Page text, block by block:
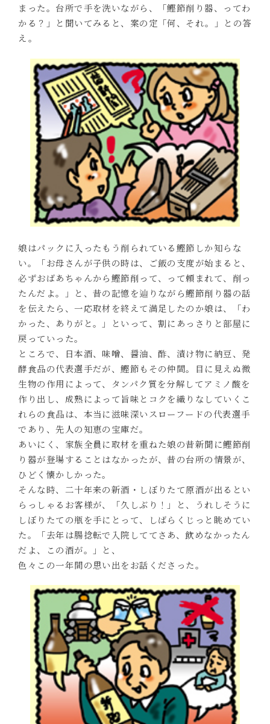
まった。台所で手を洗いながら、「鰹節削り器、ってわ
かる？」と聞いてみると、案の定「何、それ。」との答
え。
娘はパックに入ったもう削られている鰹節しか知らな
い。「お母さんが子供の時は、ご飯の支度が始まると、
必ずおばあちゃんから鰹節削って、って頼まれて、削っ
たんだよ。」と、昔の記憶を辿りながら鰹節削り器の話
を伝えたら、一応取材を終えて満足したのか娘は、「わ
かった、ありがと。」といって、割にあっさりと部屋に
戻っていった。
ところで、日本酒、味噌、醤油、酢、漬け物に納豆、発
酵食品の代表選手だが、鰹節もその仲間。目に見えぬ微
生物の作用によって、タンパク質を分解してアミノ酸を
作り出し、成熟によって旨味とコクを織りなしていくこ
れらの食品は、本当に滋味深いスローフードの代表選手
であり、先人の知恵の宝庫だ。
あいにく、家族全員に取材を重ねた娘の昔新聞に鰹節削
り器が登場することはなかったが、昔の台所の情景が、
ひどく懐かしかった。
そんな時、二十年来の新酒・しぼりたて原酒が出るとい
らっしゃるお客様が、「久しぶり！」と、うれしそうに
しぼりたての瓶を手にとって、しばらくじっと眺めてい
た。「去年は腸捻転で入院しててさあ、飲めなかったん
だよ、この酒が。」と、
色々この一年間の思い出をお話くださった。